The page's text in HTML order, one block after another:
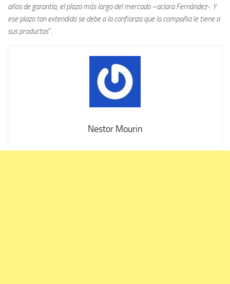
años de garantía, el plazo más largo del mercado –aclara Fernández-. Y
ese plazo tan extendido se debe a la confianza que la compañia le tiene a
sus productos”.
Nestor Mourin